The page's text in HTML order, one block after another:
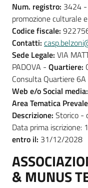
Num. registro: 3424 -
promozione culturale
Codice fiscale:
Contatti:
Sede Legale: VIA
PADOVA - Quartiere:
Consulta Quartiere
Web e/o Social media:
Area Tematica
Descrizione: Storico -
Data prima
entro il: 31/12/2028
& MUNUS